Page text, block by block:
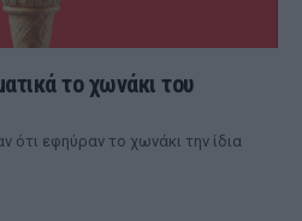
το χωνάκι του
ότι εφηύραν το χωνάκι την ίδια